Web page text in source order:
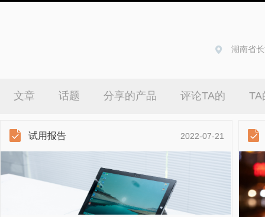
湖南省
文章 话题 分享的产品 评论TA的 TA
试用报告 2022-07-21